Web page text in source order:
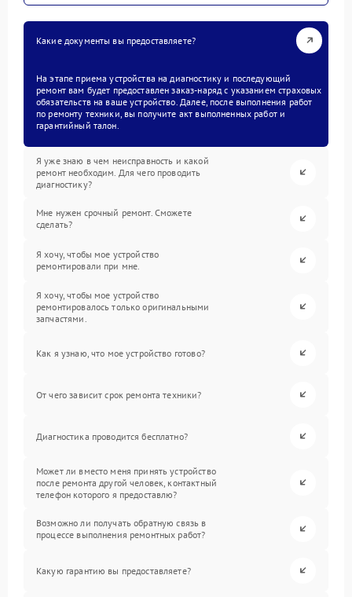
Какие документы вы предоставляете?
На этапе приема устройства на диагностику и последующий
ремонт вам будет предоставлен заказ-наряд с указанием страховых
обязательств на ваше устройство. Далее, после выполнения работ
по ремонту техники, вы получите акт выполненных работ и
гарантийный талон.
Я уже знаю в чем неисправность и какой
ремонт необходим. Для чего проводить
диагностику?
Мне нужен срочный ремонт. Сможете
сделать?
Я хочу, чтобы мое устройство
ремонтировали при мне.
Я хочу, чтобы мое устройство
ремонтировалось только оригинальными
запчастями.
Как я узнаю, что мое устройство готово?
От чего зависит срок ремонта техники?
Диагностика проводится бесплатно?
Может ли вместо меня принять устройство
после ремонта другой человек, контактный
телефон которого я предоставлю?
Возможно ли получать обратную связь в
процессе выполнения ремонтных работ?
Какую гарантию вы предоставляете?